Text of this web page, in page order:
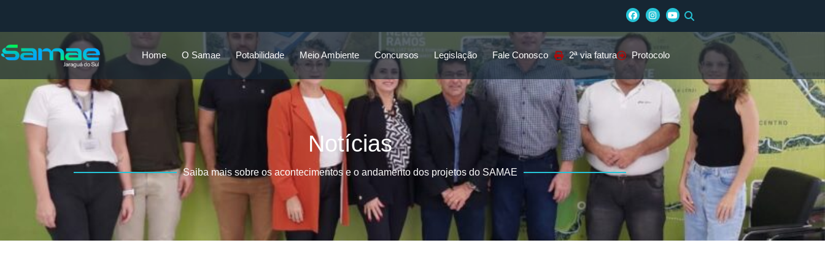
Home O Samae Potabilidade Meio Ambiente Concursos Legislação Fale Conosco 2ª via fatura Protocolo
Notícias
Saiba mais sobre os acontecimentos e o andamento dos projetos do SAMAE